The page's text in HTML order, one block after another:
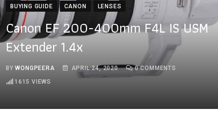
BUYING GUIDE CANON LENSES
Canon EF 200-400mm F4L IS USM
Extender 1.4x
BYWONGPEERA APRIL 24, 2020 0COMMENTS
1615 VIEWS